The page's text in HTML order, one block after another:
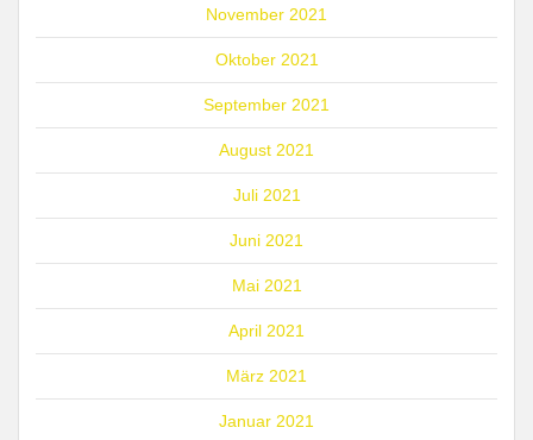
November 2021
Oktober 2021
September 2021
August 2021
Juli 2021
Juni 2021
Mai 2021
April 2021
März 2021
Januar 2021